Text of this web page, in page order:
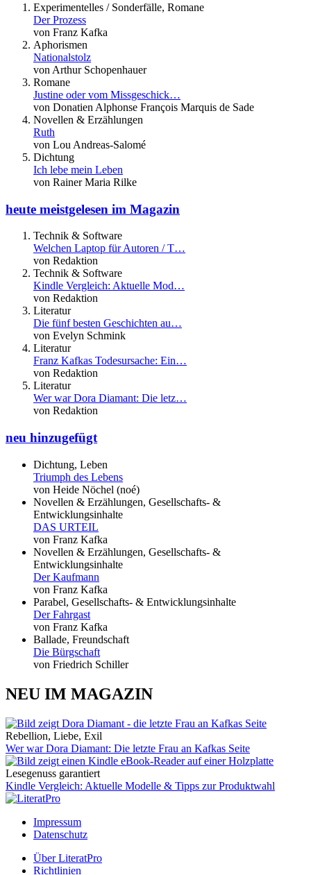
Experimentelles / Sonderfälle, Romane
Der Prozess
von Franz Kafka
Aphorismen
Nationalstolz
von Arthur Schopenhauer
Romane
Justine oder vom Missgeschick…
von Donatien Alphonse François Marquis de Sade
Novellen & Erzählungen
Ruth
von Lou Andreas-Salomé
Dichtung
Ich lebe mein Leben
von Rainer Maria Rilke
heute meistgelesen im Magazin
Technik & Software
Welchen Laptop für Autoren / T…
von Redaktion
Technik & Software
Kindle Vergleich: Aktuelle Mod…
von Redaktion
Literatur
Die fünf besten Geschichten au…
von Evelyn Schmink
Literatur
Franz Kafkas Todesursache: Ein…
von Redaktion
Literatur
Wer war Dora Diamant: Die letz…
von Redaktion
neu hinzugefügt
Dichtung, Leben
Triumph des Lebens
von Heide Nöchel (noé)
Novellen & Erzählungen, Gesellschafts- &
Entwicklungsinhalte
DAS URTEIL
von Franz Kafka
Novellen & Erzählungen, Gesellschafts- &
Entwicklungsinhalte
Der Kaufmann
von Franz Kafka
Parabel, Gesellschafts- & Entwicklungsinhalte
Der Fahrgast
von Franz Kafka
Ballade, Freundschaft
Die Bürgschaft
von Friedrich Schiller
NEU IM MAGAZIN
Rebellion, Liebe, Exil
Wer war Dora Diamant: Die letzte Frau an Kafkas Seite
Lesegenuss garantiert
Kindle Vergleich: Aktuelle Modelle & Tipps zur Produktwahl
Impressum
Datenschutz
Über LiteratPro
Richtlinien